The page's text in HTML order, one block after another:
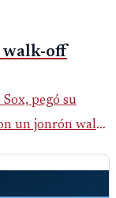
walk-off
pegó su
un jonrón walk-